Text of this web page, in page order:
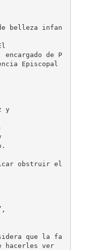
belleza infan
de P
Episcopal
y
obstruir el
que la fa
hacerles ver